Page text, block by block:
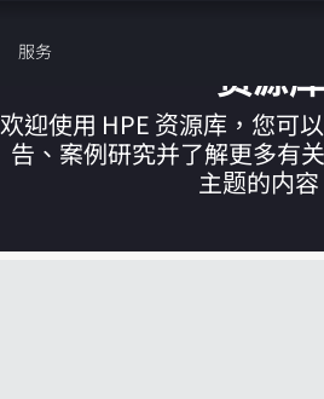
目
录服务
您的购物车目
资源库
欢迎使用 HPE 资源库，您可
告、案例研究并了解更多有
主题的内容